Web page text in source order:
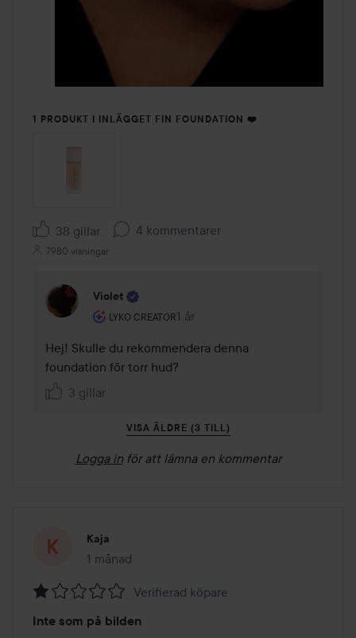
1 PRODUKT I INLÄGGET FIN FOUNDATION ❤️
38 gillar 4 kommentarer
7980 visningar
Violet
LYKO CREATOR
Användarens roll: Lyko Creator.
1 år
Kommentaren lades 1 år
Hej! Skulle du rekommendera denna
foundation för torr hud?
3 gillar
VISA ÄLDRE (3 TILL)
Logga in för att lämna en kommentar
Kaja
1 månad
Inlägget skapades 1 månad
1
Verifierad köpare
Inte som på bilden